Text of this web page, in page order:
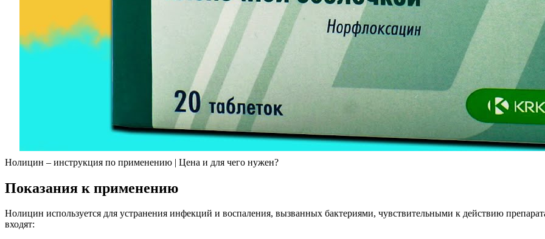
Нолицин – инструкция по применению | Цена и для чего нужен?
Показания к применению
Нолицин используется для устранения инфекций и воспаления, вызванных бактериями, чувствительными к действию
входят: